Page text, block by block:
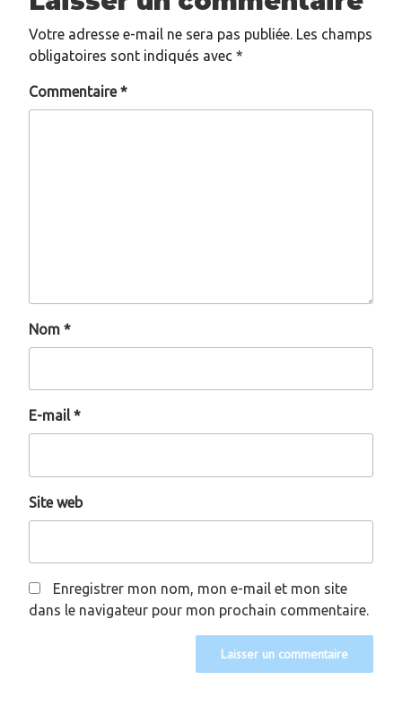
Votre adresse e-mail ne sera pas publiée. Les champs
obligatoires sont indiqués avec *
Commentaire*
Nom *
E-mail*
Site web
Enregistrer mon nom, mon e-mail et mon site
dans le navigateur pour mon prochain commentaire.